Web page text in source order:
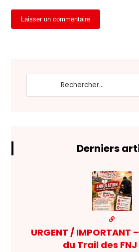
Laisser un commentaire
Derniers
URGENT /
du Trail des FNJ